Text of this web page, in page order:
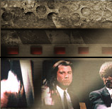
Hyppää pääsisältöön